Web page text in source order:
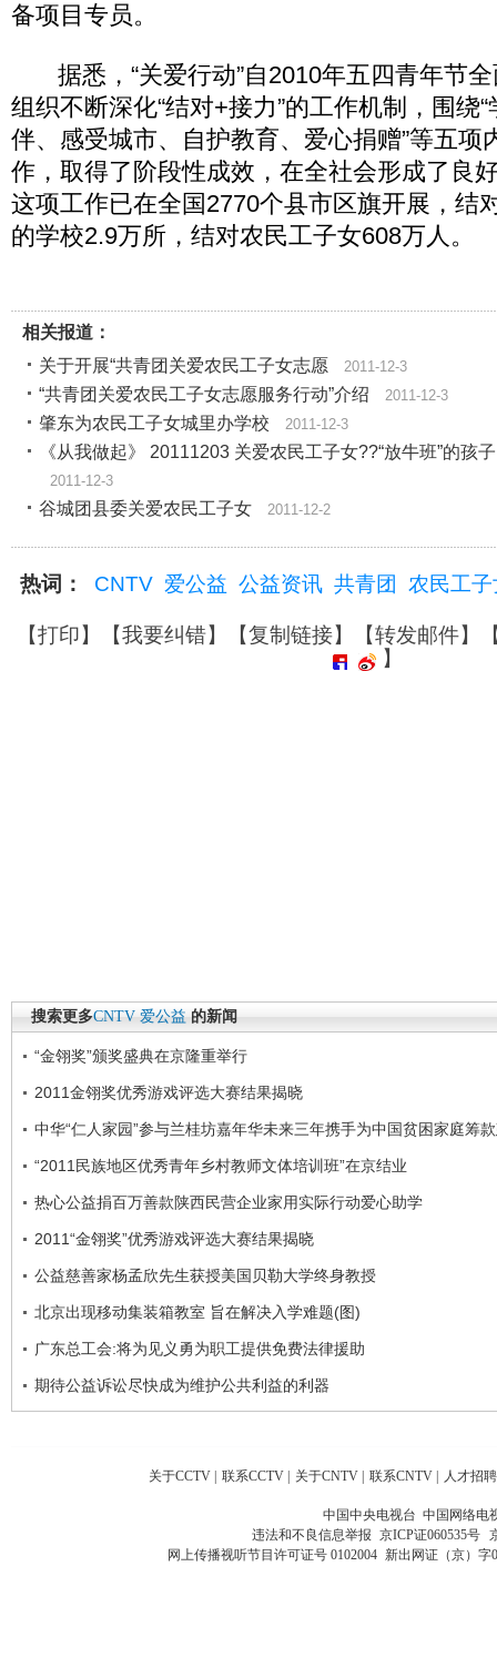
备项目专员。
据悉，“关爱行动”自2010年五四青年节全
组织不断深化“结对+接力”的工作机制，围绕
伴、感受城市、自护教育、爱心捐赠”等五项
作，取得了阶段性成效，在全社会形成了良
这项工作已在全国2770个县市区旗开展，结
的学校2.9万所，结对农民工子女608万人。
相关报道：
关于开展“共青团关爱农民工子女志愿
2011-12-3
“共青团关爱农民工子女志愿服务行动”介绍 2011-12-3
肇东为农民工子女城里办学校 2011-12-3
《从我做起》 20111203 关爱农民工子女??“放牛班”的孩子
2011-12-3
谷城团县委关爱农民工子女 2011-12-2
热词： CNTV 爱公益 公益资讯 共青团 农民工子
【打印】【我要纠错】【复制链接】【转发邮件】
】
搜索更多CNTV 爱公益 的新闻
“金翎奖”颁奖盛典在京隆重举行
2011金翎奖优秀游戏评选大赛结果揭晓
中华“仁人家园”参与兰桂坊嘉年华未来三年携手为中国贫困家庭筹
“2011民族地区优秀青年乡村教师文体培训班”在京结业
热心公益捐百万善款陕西民营企业家用实际行动爱心助学
2011“金翎奖”优秀游戏评选大赛结果揭晓
公益慈善家杨孟欣先生获授美国贝勒大学终身教授
北京出现移动集装箱教室 旨在解决入学难题(图)
广东总工会:将为见义勇为职工提供免费法律援助
期待公益诉讼尽快成为维护公共利益的利器
关于CCTV | 联系CCTV | 关于CNTV | 联系CNTV | 人才招聘
中国中央电视台 中国网络电
违法和不良信息举报 京ICP证060535号
网上传播视听节目许可证号 0102004 新出网证（京）